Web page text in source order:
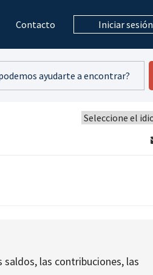
Contacto Iniciar sesión
las contribuciones, las